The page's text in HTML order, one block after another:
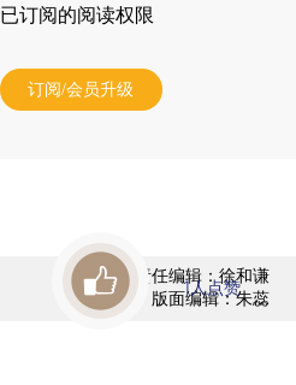
订阅的阅读权限
订阅/会员升级
责任编辑：徐和谦
版面编辑：朱蕊
1人点赞